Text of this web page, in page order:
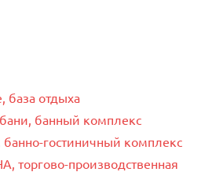
база отдыха
банный комплекс
гостиничный комплекс
торгово-производственная